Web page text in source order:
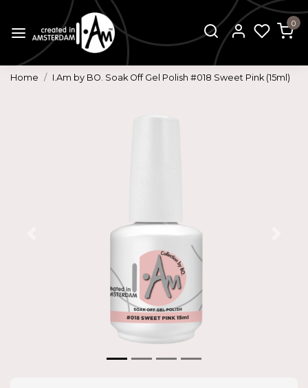
0
Home I.Am by BO. Soak Off Gel Polish #018 Sweet Pink (15ml)